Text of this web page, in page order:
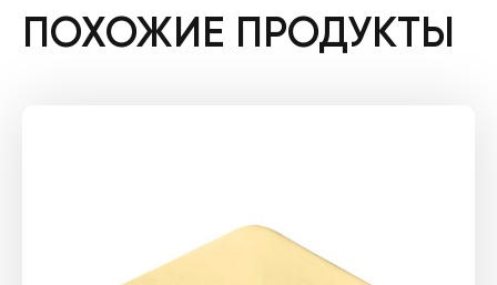
ПОХОЖИЕ ПРОДУКТЫ